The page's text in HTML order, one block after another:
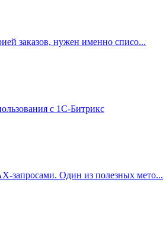
заказов, нужен именно списо...
с 1С-Битрикс
запросами. Один из полезных мето...